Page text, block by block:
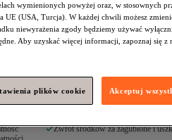
Wyprzedane!
Dostawa za granicę
Zwrot środków za zagubione i
wymienionych powyżej oraz, w stosownych
UE (USA, Turcja). W każdej chwili możesz
niewyrażenia zgody będziemy używać
Aby uzyskać więcej informacji, zapoznaj się z
plików cookie Akceptuj